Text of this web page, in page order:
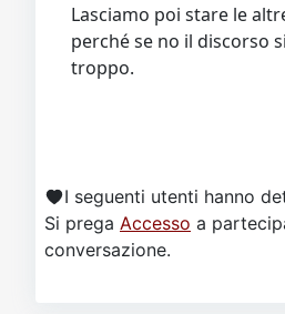
Lasciamo poi stare le
perché se no il discorso
troppo.
I seguenti utenti hanno
Si prega Accesso a
conversazione.